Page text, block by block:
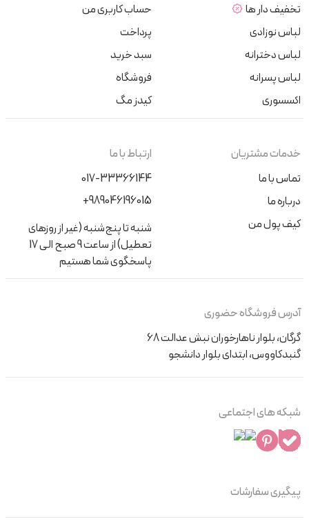
تخفیف دار ها
لباس نوزادی
لباس دخترانه
لباس پسرانه
اکسسوری
حساب کاربری من
پرداخت
سبد خرید
فروشگاه
کیدز مگ
خدمات مشتریان
تماس با ما
درباره ما
کیف پول من
ارتباط با ما
017-33366144
+989046196015
شنبه تا پنج‌شنبه (غیر از روزهای
تعطیل) از ساعت 9 صبح الی 17
پاسخگوی شما هستیم
آدرس فروشگاه حضوری
گرگان، بلوار ناهارخوران نبش عدالت 68
گنبدکاووس، ابتدای بلوار دانشجو
شبکه های اجتماعی
پیگیری سفارشات